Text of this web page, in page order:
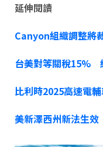
延伸閱讀
Canyon組織調整將
台美對等關稅15%
比利時2025高速電
美新澤西州新法生